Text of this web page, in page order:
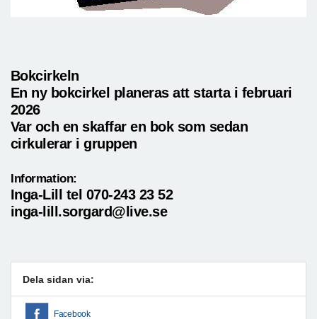
Bokcirkeln
En ny bokcirkel planeras att starta i februari
2026
Var och en skaffar en bok som sedan
cirkulerar i gruppen
Information:
Inga-Lill tel 070-243 23 52
inga-lill.sorgard@live.se
Dela sidan via:
Facebook